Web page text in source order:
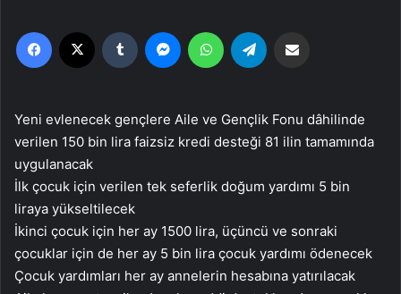
Facebook Tumblr MessengerWhatsApp
Yeni evlenecek gençlere Aile ve Gençlik Fonu dâhilinde
verilen 150 bin lira faizsiz kredi desteği 81 ilin tamamında
uygulanacak
İlk çocuk için verilen tek seferlik doğum yardımı 5 bin
liraya yükseltilecek
İkinci çocuk için her ay 1500 lira, üçüncü ve sonraki
çocuklar için de her ay 5 bin lira çocuk yardımı ödenecek
Çocuk yardımları her ay annelerin hesabına yatırılacak